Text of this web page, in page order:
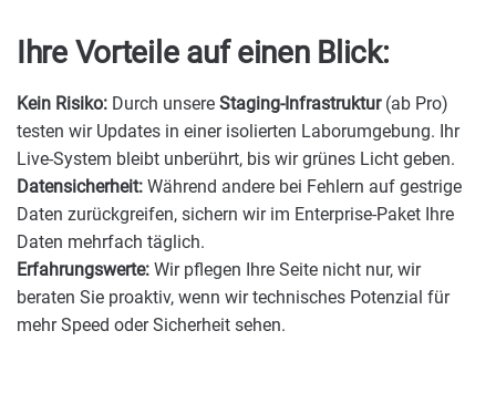
Ihre Vorteile auf einen Blick:
Kein Risiko: Durch unsere Staging-Infrastruktur(ab Pro)
testen wir Updates in einer isolierten Laborumgebung. Ihr
Live-System bleibt unberührt, bis wir grünes Licht geben.
Datensicherheit: Während andere bei Fehlern auf gestrige
Daten zurückgreifen, sichern wir im Enterprise-Paket Ihre
Daten mehrfach täglich.
Erfahrungswerte: Wir pflegen Ihre Seite nicht nur, wir
beraten Sie proaktiv, wenn wir technisches Potenzial für
mehr Speed oder Sicherheit sehen.